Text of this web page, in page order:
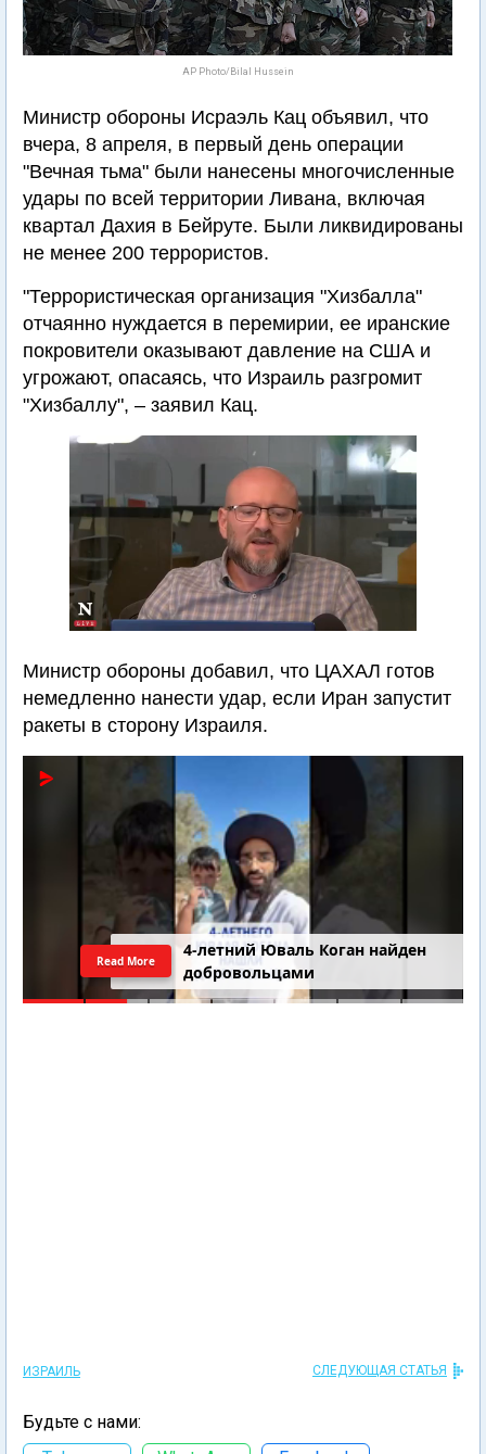
AP Photo/Bilal Hussein
Министр обороны Исраэль Кац объявил, что
вчера, 8 апреля, в первый день операции
"Вечная тьма" были нанесены многочисленные
удары по всей территории Ливана, включая
квартал Дахия в Бейруте. Были ликвидированы
не менее 200 террористов.
"Террористическая организация "Хизбалла"
отчаянно нуждается в перемирии, ее иранские
покровители оказывают давление на США и
угрожают, опасаясь, что Израиль разгромит
"Хизбаллу", – заявил Кац.
Министр обороны добавил, что ЦАХАЛ готов
немедленно нанести удар, если Иран запустит
ракеты в сторону Израиля.
4-летний Юваль Коган найден
добровольцами
Read More
ИЗРАИЛЬ СЛЕДУЮЩАЯ СТАТЬЯ
Будьте с нами: